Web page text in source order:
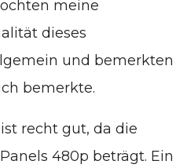
meine
dieses
und bemerkten
bemerkte.
recht gut, da die
480p beträgt. Ein